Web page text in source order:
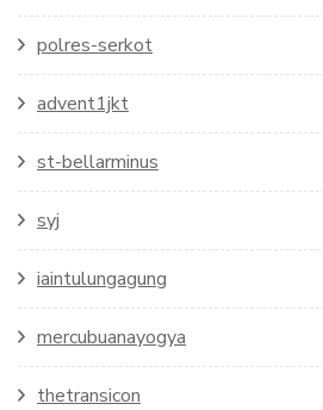
polres-serkot
advent1jkt
st-bellarminus
syj
iaintulungagung
mercubuanayogya
thetransicon